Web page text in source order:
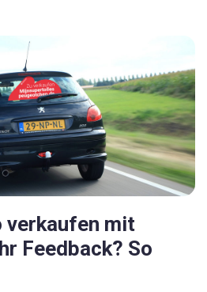
verkaufen mit
Feedback? So